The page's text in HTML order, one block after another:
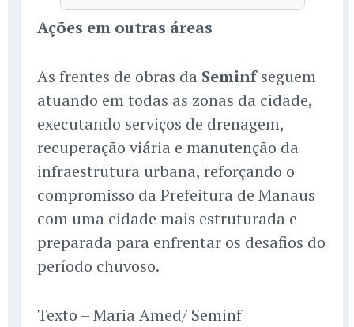
Ações em outras áreas
As frentes de obras da Seminfseguem
atuando em todas as zonas da cidade,
executando serviços de drenagem,
recuperação viária e manutenção da
infraestrutura urbana, reforçando o
compromisso da Prefeitura de Manaus
com uma cidade mais estruturada e
preparada para enfrentar os desafios do
período chuvoso.
Texto – Maria Amed/ Seminf